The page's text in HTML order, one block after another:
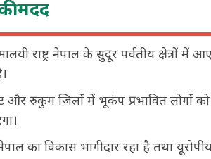
मदद
राष्ट्र नेपाल के सुदूर पर्वतीय क्षेत्रों
रुकुम जिलों में भूकंप प्रभावित लोगों को
का विकास भागीदार रहा है तथा